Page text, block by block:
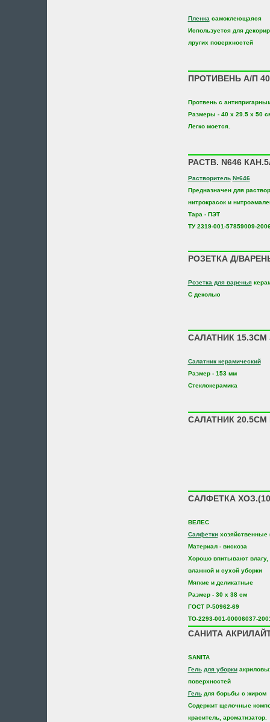
Пленка самоклеющаяся
Используется для
лругих поверхностей
ПРОТИВЕНЬ А/П
Протвень с
Размеры - 40 х 29.5 х 50
Легко моется.
РАСТВ. N646
Растворитель №646
Предназначен для
нитрокрасок и
Тара - ПЭТ
ТУ 2319-001-57859009-
РОЗЕТКА Д/
Розетка для варенья
С деколью
САЛАТНИК 15.3СМ
Салатник керамический
Размер - 153 мм
Стеклокерамика
САЛАТНИК 20.5СМ
САЛФЕТКА
ВЕЛЕС
Салфеткихозяйственные
Материал - вискоза
Хорошо впитывают влагу,
влажной и сухой уборки
Мягкие и деликатные
Размер - 30 х 38 см
ГОСТ Р-50962-69
ТО-2293-001-00006037-
САНИТА
SANITA
Гель для уборки
поверхностей
Гельдля борьбы с жиром
Содержит щелочные
краситель, ароматизатор.